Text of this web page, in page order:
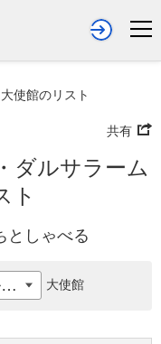
使館のリスト
共有
ダルサラーム
ト
としゃべる
ブルネイ・ダルサラーム 大使館